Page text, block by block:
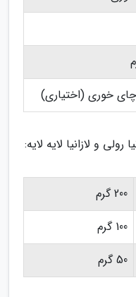
خوری (اختیاری)
و لازانیا لایه لایه:
200 گرم
100 گرم
50 گرم